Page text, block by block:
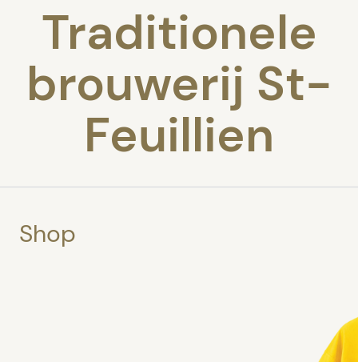
Traditionele
brouwerij St-
Feuillien
Shop